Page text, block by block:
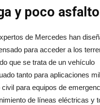
y poco asfalto
de Mercedes han
para acceder a los
que se trata de un vehículo
tanto para aplicaciones
para equipos de
de líneas eléctricas y